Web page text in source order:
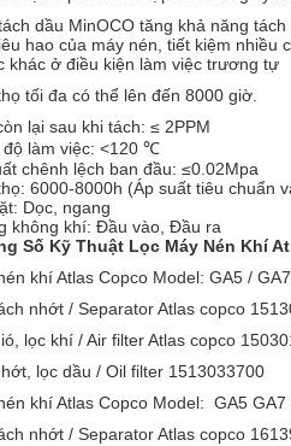
dầu MinOCO tăng khả năng
hao của máy nén, tiết kiệm nhiều
khác ở điều kiện làm việc trương tự
tối đa có thể lên đến 8000 giờ.
lại sau khi tách: ≤ 2PPM
độ làm việc: <120 ℃
chênh lệch ban đầu: ≤0.02Mpa
6000-8000h (Áp suất tiêu chuẩn
Dọc, ngang
không khí: Đầu vào, Đầu ra
Số Kỹ Thuật Lọc Máy Nén Khí
khí Atlas Copco Model: GA5 /
nhớt / Separator Atlas copco
lọc khí / Air filter Atlas copco
lọc dầu / Oil filter 1513033700
khí Atlas Copco Model: GA5
nhớt / Separator Atlas copco